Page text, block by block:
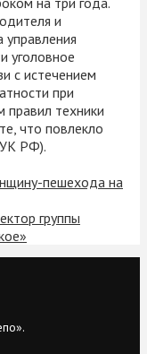
и
управления
уголовное
с истечением
при
правил техники
что повлекло
УК РФ).
пешехода на
группы